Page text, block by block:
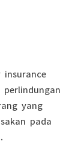
yang
pada